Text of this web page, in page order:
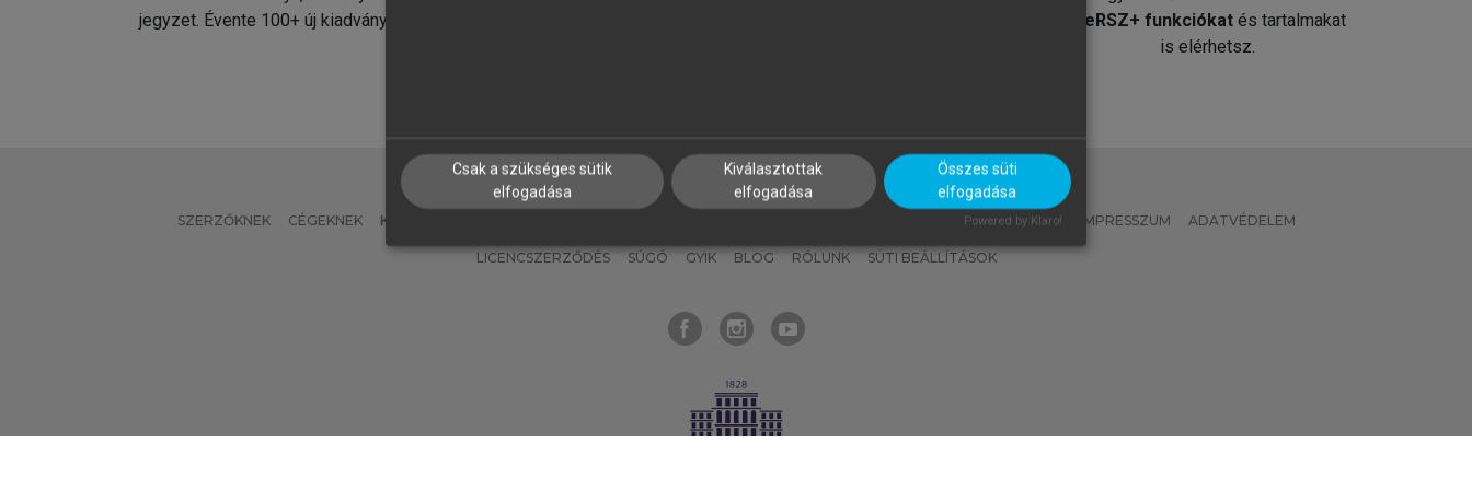
jegyzet. Évente 100+ új kiadvány.
MeRSZ+ funkciókat és tartalmakat
is elérhetsz.
SZERZŐKNEK CÉGEKNEK KÖNYVTÁROSOKNAK MI – ÁLTALÁNOS IRÁNYELVEK IMPRESSZUM ADATVÉDELEM
LICENCSZERZŐDÉS SÚGÓ GYIK BLOG RÓLUNK SÜTI BEÁLLÍTÁSOK
Csak a szükséges sütik
elfogadása
Kiválasztottak
elfogadása
Összes süti
elfogadása
Powered by Klaro!